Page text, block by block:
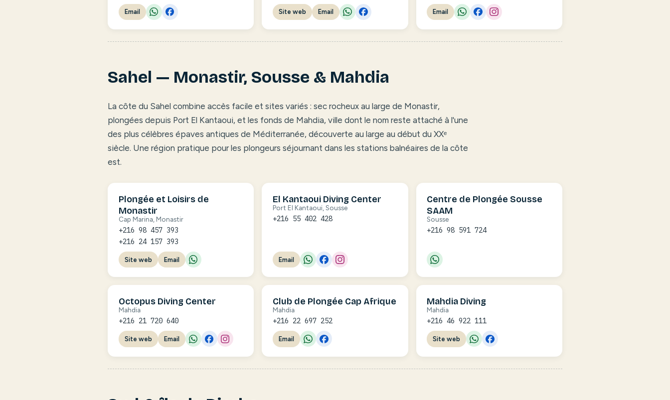
Email Site web Email Email
Sahel — Monastir, Sousse & Mahdia
La côte du Sahel combine accès facile et sites variés : sec rocheux au large de Monastir,
plongées depuis Port El Kantaoui, et les fonds de Mahdia, ville dont le nom reste attaché à l'une
des plus célèbres épaves antiques de Méditerranée, découverte au large au début du XXᵉ
siècle. Une région pratique pour les plongeurs séjournant dans les stations balnéaires de la côte
est.
Plongée et Loisirs de
Monastir
Cap Marina, Monastir
+216 98 457 393
+216 24 157 393
Site web Email
El Kantaoui Diving Center
Port El Kantaoui, Sousse
+216 55 402 428
Email
Centre de Plongée Sousse
SAAM
Sousse
+216 98 591 724
Octopus Diving Center
Mahdia
+216 21 720 640
Site web Email
Club de Plongée Cap Afrique
Mahdia
+216 22 697 252
Email
Mahdia Diving
Mahdia
+216 46 922 111
Site web